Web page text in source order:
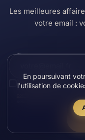
En poursuivant
l'utilisation de
Les meilleures
votre email :
Vos données ne seront pas
informations demandées et
. Les
session pour faciliter vos